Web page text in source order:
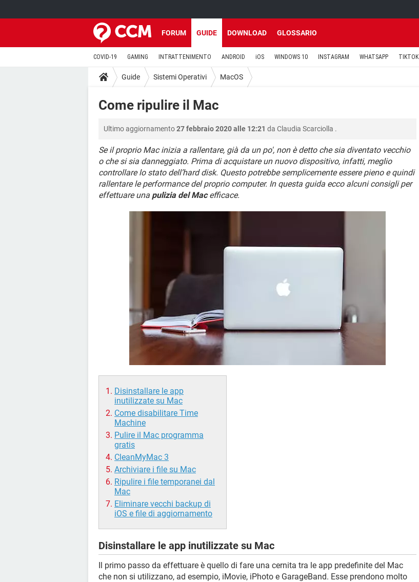
FORUM GUIDE DOWNLOAD GLOSSARIO
COVID-19 GAMING INTRATTENIMENTO ANDROID iOS WINDOWS 10 INSTAGRAM WHATSAPP TIKTOK
Guide Sistemi Operativi MacOS
Come ripulire il Mac
Ultimo aggiornamento27 febbraio 2020 alle 12:21 da Claudia Scarciolla .
Se il proprio Mac inizia a rallentare, già da un po', non è detto che sia diventato vecchio
o che si sia danneggiato. Prima di acquistare un nuovo dispositivo, infatti, meglio
controllare lo stato dell’hard disk. Questo potrebbe semplicemente essere pieno e quindi
rallentare le performance del proprio computer. In questa guida ecco alcuni consigli per
effettuare una pulizia del Macefficace.
Disinstallare le app
inutilizzate su Mac
Come disabilitare Time
Machine
Pulire il Mac programma
gratis
CleanMyMac 3
Archiviare i file su Mac
Ripulire i file temporanei dal
Mac
Eliminare vecchi backup di
iOS e file di aggiornamento
Disinstallare le app inutilizzate su Mac
Il primo passo da effettuare è quello di fare una cernita tra le app predefinite del Mac
che non si utilizzano, ad esempio, iMovie, iPhoto e GarageBand. Esse prendono molto